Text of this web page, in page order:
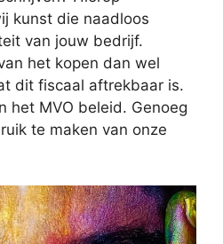
kunst die naadloos
van jouw bedrijf.
het kopen dan wel
dit fiscaal aftrekbaar is.
het MVO beleid. Genoeg
te maken van onze